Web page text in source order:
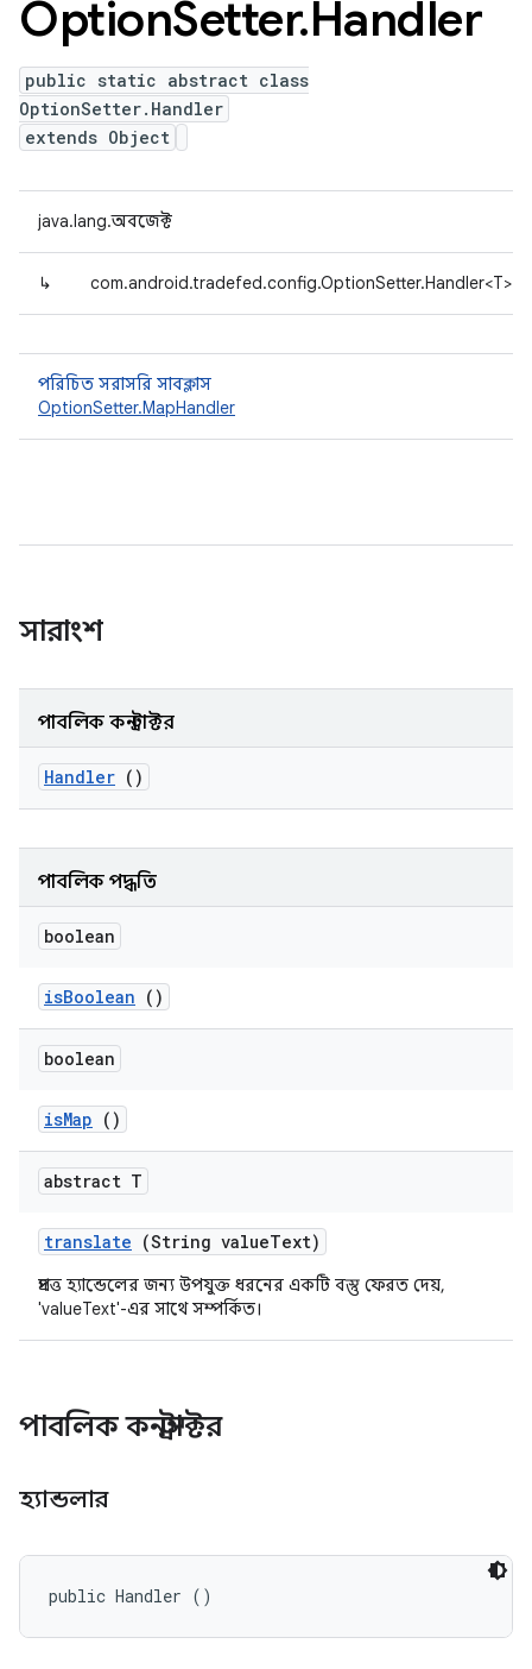
OptionSetter.Handler
public static abstract class
OptionSetter.Handler
extends Object
java.lang.অবজেক্ট
↳ com.android.tradefed.config.OptionSetter.Handler<T>
পরিচিত সরাসরি সাবক্লাস
OptionSetter.MapHandler
সারাংশ
পাবলিক কনস্ট্রাক্টর
Handler ()
পাবলিক পদ্ধতি
boolean
isBoolean ()
boolean
isMap ()
abstract T
translate (String valueText)
প্রদত্ত হ্যান্ডেলের জন্য উপযুক্ত ধরনের একটি বস্তু ফেরত দেয়,
'valueText'-এর সাথে সম্পর্কিত।
পাবলিক কনস্ট্রাক্টর
হ্যান্ডলার
public Handler ()